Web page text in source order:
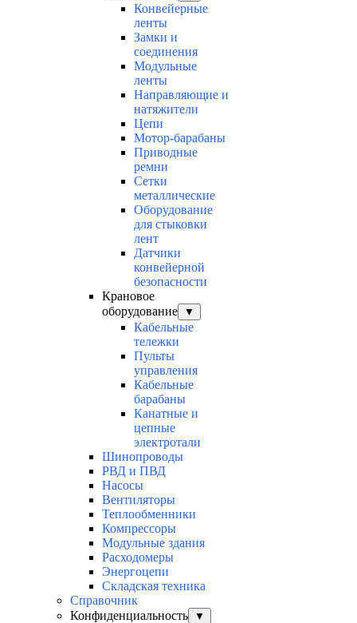
Конвейерные
ленты
Замки и
соединения
Модульные
ленты
Направляющие и
натяжители
Цепи
Мотор-барабаны
Приводные
ремни
Сетки
металлические
Оборудование
для стыковки
лент
Датчики
конвейерной
безопасности
Крановое
оборудование
▼
Кабельные
тележки
Пульты
управления
Кабельные
барабаны
Канатные и
цепные
электротали
Шинопроводы
РВД и ПВД
Насосы
Вентиляторы
Теплообменники
Компрессоры
Модульные здания
Расходомеры
Энергоцепи
Складская техника
Справочник
Конфиденциальность
▼